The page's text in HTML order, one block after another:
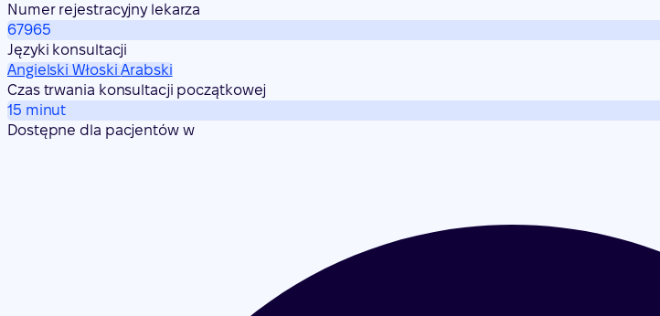
Numer rejestracyjny lekarza
67965
Języki konsultacji
AngielskiWłoskiArabski
Czas trwania konsultacji początkowej
15 minut
Dostępne dla pacjentów w